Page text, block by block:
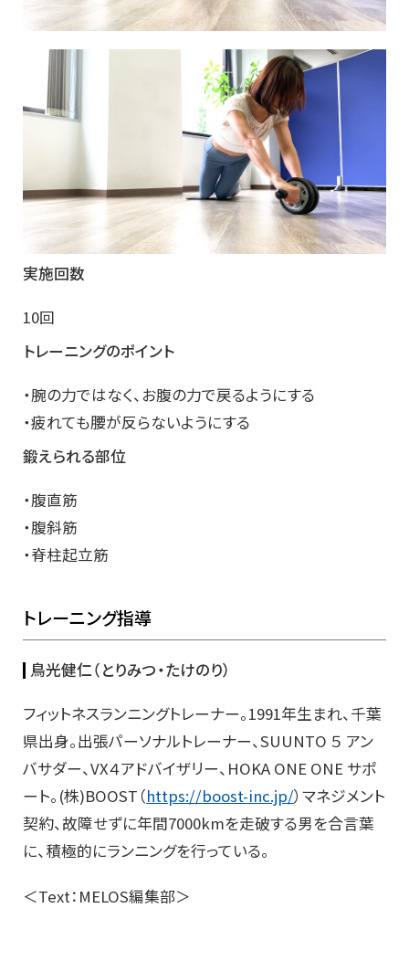
実施回数
10回
トレーニングのポイント
・腕の力ではなく、お腹の力で戻るようにする
・疲れても腰が反らないようにする
鍛えられる部位
・腹直筋
・腹斜筋
・脊柱起立筋
トレーニング指導
鳥光健仁（とりみつ・たけのり）
フィットネスランニングトレーナー。1991年生まれ、千葉
県出身。出張パーソナルトレーナー、SUUNTO ５ アン
バサダー、VX４アドバイザリー、HOKA ONE ONE サポ
ート。(株)BOOST（https://boost-inc.jp/）マネジメント
契約、故障せずに年間7000kmを走破する男を合言葉
に、積極的にランニングを行っている。
＜Text：MELOS編集部＞